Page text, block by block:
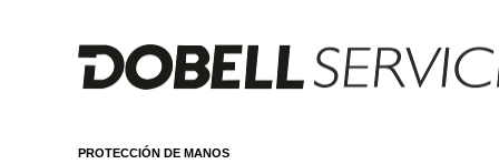
PROTECCIÓN DE MANOS